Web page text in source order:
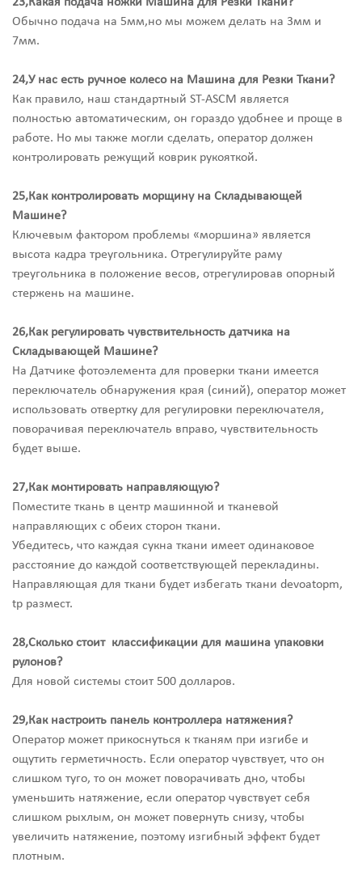
23,Какая подача ножки Машина для Резки Ткани?
Обычно подача на 5мм,но мы можем делать на 3мм и
7мм.
24,У нас есть ручное колесо на Машина для Резки Ткани?
Как правило, наш стандартный ST-ASCM является
полностью автоматическим, он гораздо удобнее и проще в
работе. Но мы также могли сделать, оператор должен
контролировать режущий коврик рукояткой.
25,Как контролировать морщину на Складывающей
Машине?
Ключевым фактором проблемы «моршина» является
высота кадра треугольника. Отрегулируйте раму
треугольника в положение весов, отрегулировав опорный
стержень на машине.
26,Как регулировать чувствительность датчика на
Складывающей Машине?
На Датчике фотоэлемента для проверки ткани имеется
переключатель обнаружения края (синий), оператор может
использовать отвертку для регулировки переключателя,
поворачивая переключатель вправо, чувствительность
будет выше.
27,Как монтировать направляющую?
Поместите ткань в центр машинной и тканевой
направляющих с обеих сторон ткани.
Убедитесь, что каждая сукна ткани имеет одинаковое
расстояние до каждой соответствующей перекладины.
Направляющая для ткани будет избегать ткани devoatopm,
tp размест.
28,Сколько стоит классификации для машина упаковки
рулонов?
Для новой системы стоит 500 долларов.
29,Как настроить панель контроллера натяжения?
Оператор может прикоснуться к тканям при изгибе и
ощутить герметичность. Если оператор чувствует, что он
слишком туго, то он может поворачивать дно, чтобы
уменьшить натяжение, если оператор чувствует себя
слишком рыхлым, он может повернуть снизу, чтобы
увеличить натяжение, поэтому изгибный эффект будет
плотным.